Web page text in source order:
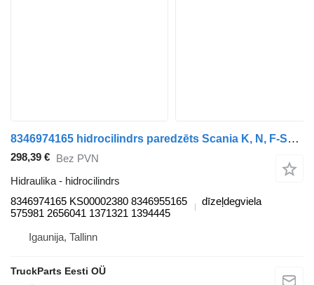
8346974165 hidrocilindrs paredzēts Scania K, N, F-Series (2006-) autobusa
298,39 € Bez PVN
Hidraulika - hidrocilindrs
8346974165 KS00002380 8346955165
575981 2656041 1371321 1394445
dīzeļdegviela
Igaunija, Tallinn
TruckParts Eesti OÜ